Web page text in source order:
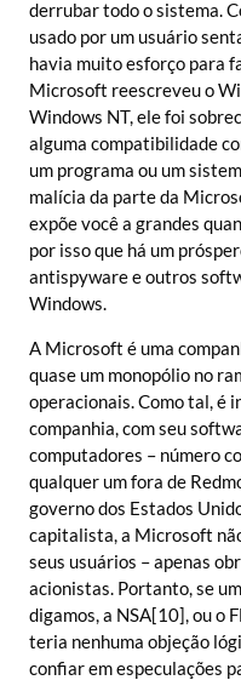
derrubar todo o sistema.
usado por um usuário
havia muito esforço para
Microsoft reescreveu o
Windows NT, ele foi
alguma compatibilidade
um programa ou um
malícia da parte da
expõe você a grandes
por isso que há um
antispyware e outros
Windows.
A Microsoft é uma
quase um monopólio no
operacionais. Como tal, é
companhia, com seu
computadores – número
qualquer um fora de
governo dos Estados
capitalista, a Microsoft
seus usuários – apenas
acionistas. Portanto, se
digamos, a NSA[10], ou o
teria nenhuma objeção
confiar em especulações